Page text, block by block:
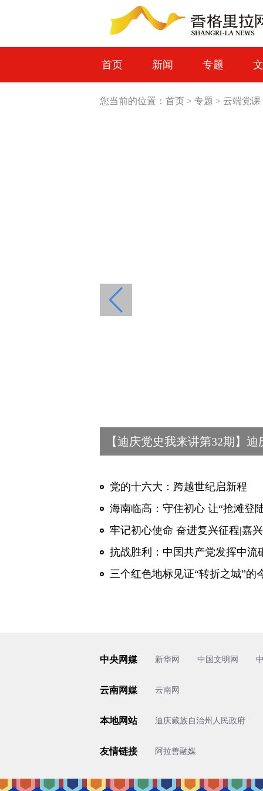
首页 新闻 专题
您当前的位置： 首页 > 专题 > 云端党课
党的十六大：跨越世纪启新程
海南临高：守住初心 让“抢滩登
牢记初心使命 奋进复兴征程|嘉
抗战胜利：中国共产党发挥中流
三个红色地标见证“转折之城”的
中央网媒 新华网 中国文明网
云南网媒 云南网
本地网站 迪庆藏族自治州人民政府
友情链接 阿拉善融媒